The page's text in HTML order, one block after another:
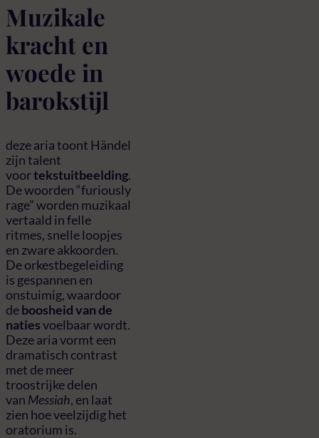
Muzikale
kracht en
woede in
barokstijl
deze aria toont Händel
zijn talent
voortekstuitbeelding.
De woorden “furiously
rage” worden muzikaal
vertaald in felle
ritmes, snelle loopjes
en zware akkoorden.
De orkestbegeleiding
is gespannen en
onstuimig, waardoor
deboosheid van de
natiesvoelbaar wordt.
Deze aria vormt een
dramatisch contrast
met de meer
troostrijke delen
van Messiah, en laat
zien hoe veelzijdig het
oratorium is.